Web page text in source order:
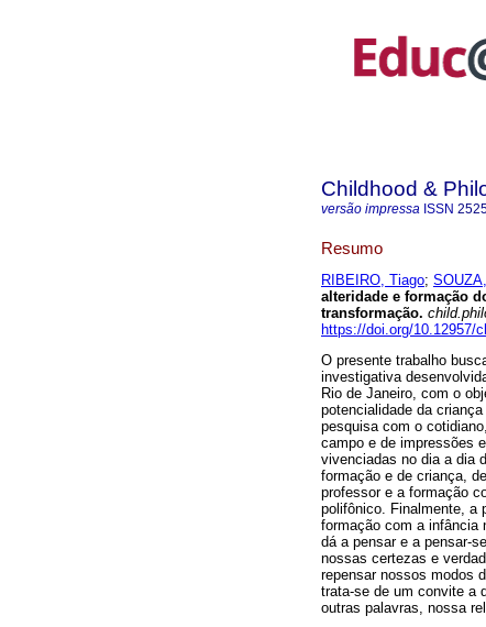
Childhood &
versão impressa ISSN
Resumo
RIBEIRO, Tiago;
alteridade e formação
transformação.
https://doi.org/10.12957/
O presente trabalho
investigativa
Rio de Janeiro, com o
potencialidade da
pesquisa com o
campo e de impressões
vivenciadas no dia a dia
formação e de criança,
professor e a formação
polifônico. Finalmente, a
formação com a infância
dá a pensar e a pensar-
nossas certezas e
repensar nossos modos
trata-se de um convite a
outras palavras, nossa